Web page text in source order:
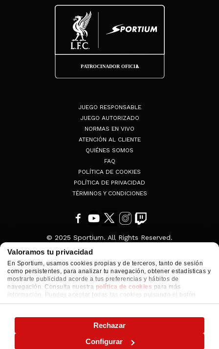
Valoramos tu privacidad
En Sportium, usamos cookies propias y de terceros, tanto de sesión
como persistentes, para analizar tu navegación, obtener estadísticas y
mostrarte publicidad acorde a tus preferencias y hábitos de
navegación. Consulta nuestra política de cookies para más
información. Puedes aceptar todas las cookies pulsando el botón
"ACEPTAR" o configurarlas o rechazar su uso pulsando el botón
Configurar
Rechazar
JUEGO RESPONSABLE
JUEGO AUTORIZADO
NORMAS EN VIVO
ATENCIÓN AL CLIENTE
QUIÉNES SOMOS
FAQ
POLÍTICA DE COOKIES
POLÍTICA DE PRIVACIDAD
TÉRMINOS Y CONDICIONES
© 2025 Sportium. All Rights Reserved.